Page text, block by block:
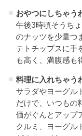
おやつにしちゃう
午後3時頃そうち
のナッツを少量つ
テトチップスに手
も高く、満腹感も
料理に入れちゃう
サラダやヨーグル
だけで、いつもの
価がぐんとアップ
クルミ、ヨーグル